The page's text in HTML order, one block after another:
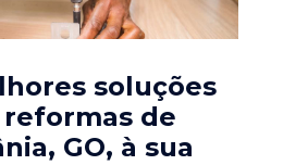
soluções
de
GO, à sua